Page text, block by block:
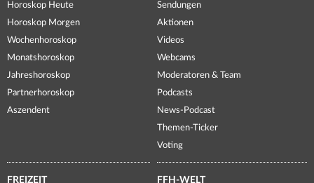
Horoskop Heute
Horoskop Morgen
Wochenhoroskop
Monatshoroskop
Jahreshoroskop
Partnerhoroskop
Aszendent
Sendungen
Aktionen
Videos
Webcams
Moderatoren & Team
Podcasts
News-Podcast
Themen-Ticker
Voting
FREIZEIT FFH-WELT